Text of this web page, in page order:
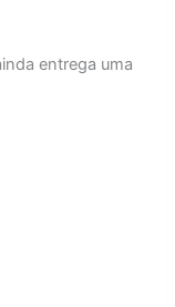
entrega uma